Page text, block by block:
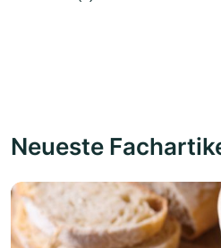
Neueste